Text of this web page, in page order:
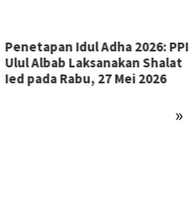
»
Penetapan Idul Adha 2026: PPI
Ulul Albab Laksanakan Shalat
Ied pada Rabu, 27 Mei 2026